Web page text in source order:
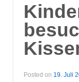
Posted on 19. Juli